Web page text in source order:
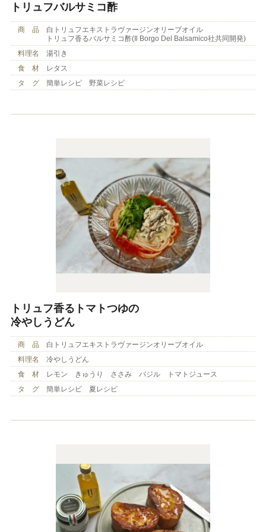
トリュフバルサミコ酢
商 品
白トリュフエキストラヴァージンオリーブオイル
トリュフ香るバルサミコ酢(Il Borgo Del Balsamico社共同開発)
料理名
湯引き
食 材
レタス
タ グ
簡単レシピ 野菜レシピ
トリュフ香るトマトつゆの
冷やしうどん
商 品
白トリュフエキストラヴァージンオリーブオイル
料理名
冷やしうどん
食 材
レモン きゅうり ささみ バジル トマトジュース
タ グ
簡単レシピ 夏レシピ